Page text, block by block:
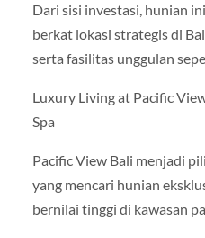
Dari sisi investasi, hunian
berkat lokasi strategis di
serta fasilitas unggulan
Luxury Living at Pacific
Spa
Pacific View Bali menjadi
yang mencari hunian
bernilai tinggi di kawasan